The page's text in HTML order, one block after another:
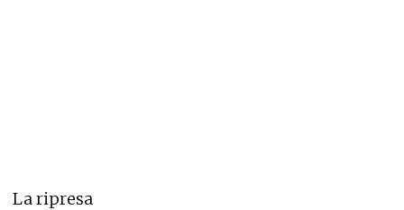
La ripresa